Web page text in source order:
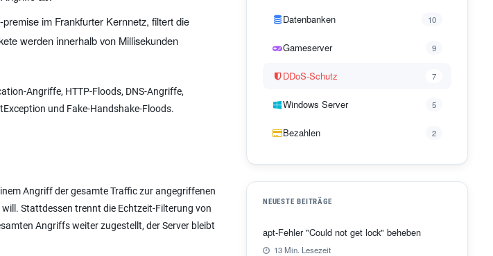
im Frankfurter Kernnetz, filtert die
werden innerhalb von Millisekunden
Angriffe, HTTP-Floods, DNS-Angriffe,
und Fake-Handshake-Floods.
Angriff der gesamte Traffic zur angegriffenen
Stattdessen trennt die Echtzeit-Filterung von
Angriffs weiter zugestellt, der Server bleibt
Datenbanken 10
Gameserver 9
DDoS-Schutz 7
Windows Server 5
Bezahlen 2
NEUESTE BEITRÄGE
apt-Fehler "Could not get lock" beheben
13 Min. Lesezeit